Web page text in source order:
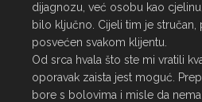
dijagnozu, već osobu kao
bilo ključno. Cijeli tim je stručan,
posvećen svakom klijentu.
Od srca hvala što ste mi vratili
oporavak zaista jest moguć.
bore s bolovima i misle da nema